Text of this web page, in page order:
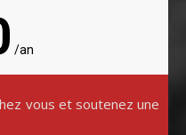
/an
vous et soutenez une